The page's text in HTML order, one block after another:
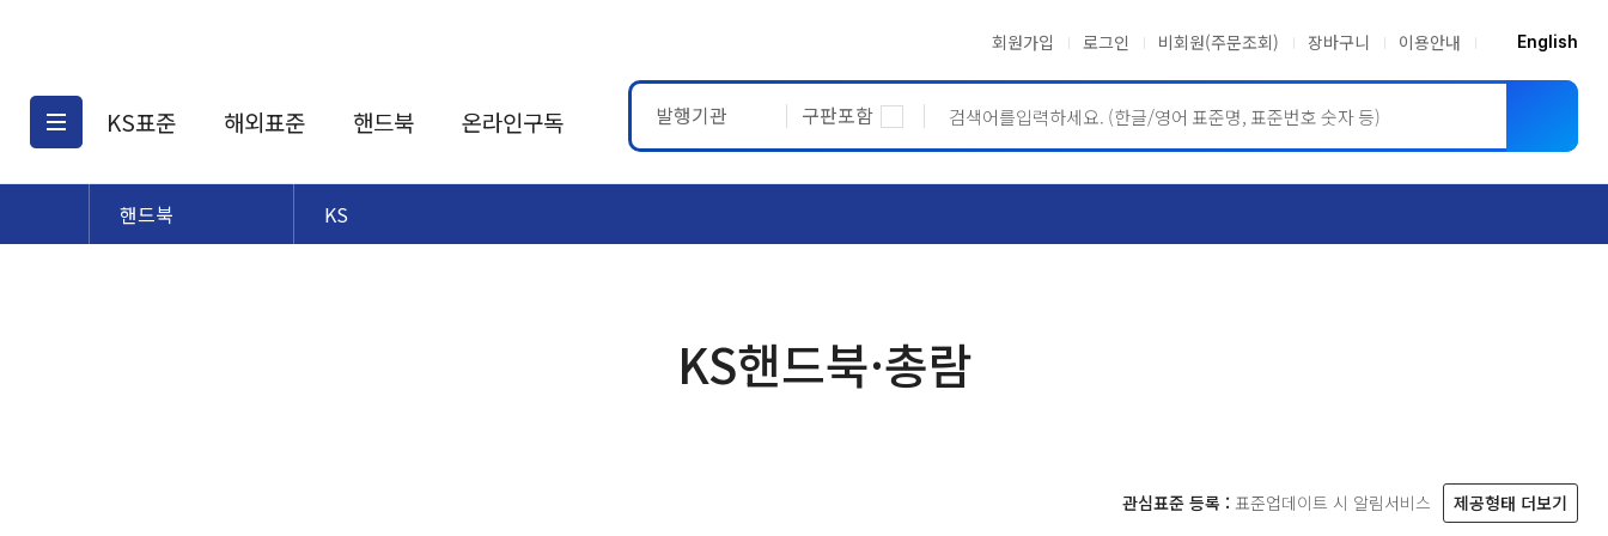
회원가입 로그인 비회원(주문조회) 장바구니 이용안내 English
KS표준
KS표준검색
해외표준
해외표준검색
핸드북 온라인구독 발행기관 구판포함
핸드북 KS
KS핸드북·총람
관심표준 등록 : 표준업데이트 시 알림서비스 제공형태 더보기